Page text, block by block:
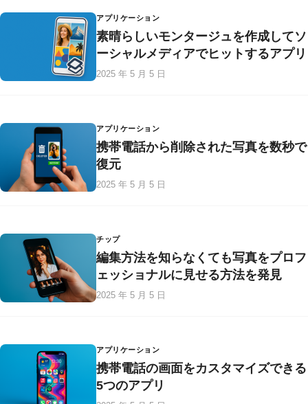
アプリケーション
素晴らしいモンタージュを作成してソ
ーシャルメディアでヒットするアプリ
2025 年 5 月 5 日
アプリケーション
携帯電話から削除された写真を数秒で
復元
2025 年 5 月 5 日
チップ
編集方法を知らなくても写真をプロフ
ェッショナルに見せる方法を発見
2025 年 5 月 5 日
アプリケーション
携帯電話の画面をカスタマイズできる
5つのアプリ